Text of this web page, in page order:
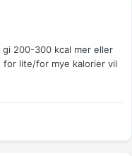
200-300 kcal mer eller
for lite/for mye kalorier vil